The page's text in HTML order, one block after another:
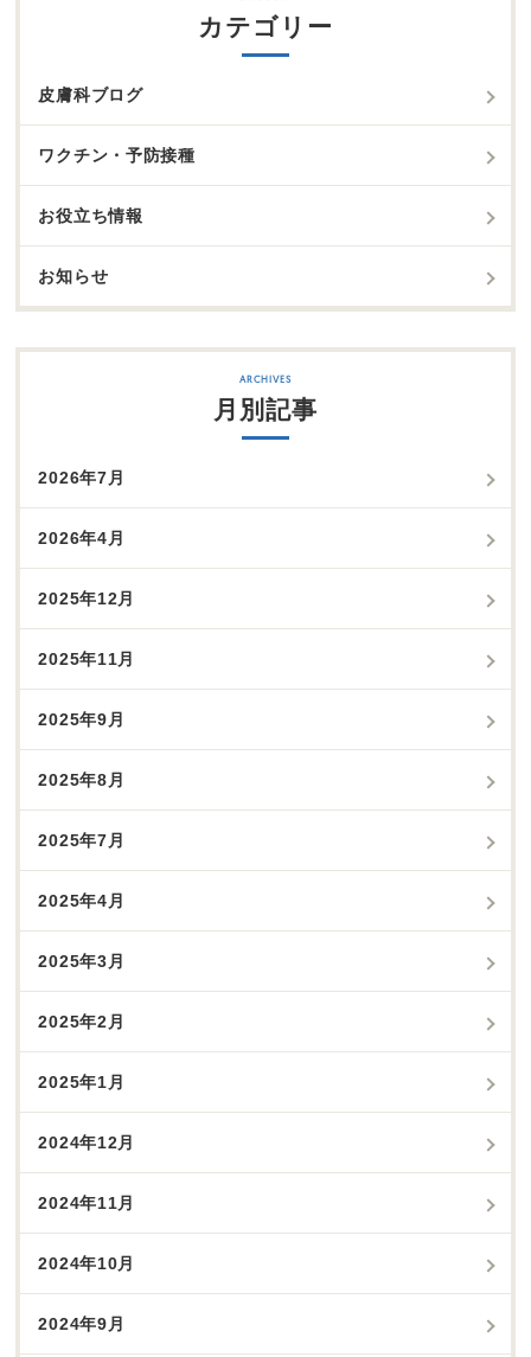
カテゴリー
皮膚科ブログ
ワクチン・予防接種
お役立ち情報
お知らせ
月別記事
2026年7月
2026年4月
2025年12月
2025年11月
2025年9月
2025年8月
2025年7月
2025年4月
2025年3月
2025年2月
2025年1月
2024年12月
2024年11月
2024年10月
2024年9月